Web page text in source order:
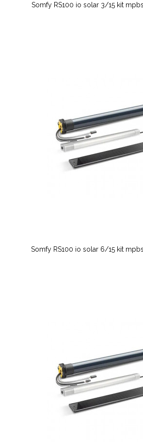
Somfy RS100 io solar 3/15 kit
Somfy RS100 io solar 6/15 kit